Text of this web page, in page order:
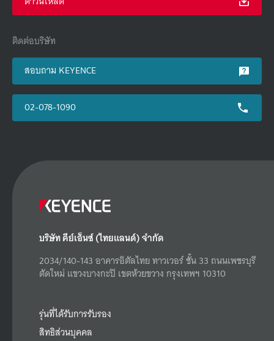
ติดต่อบริษัท
สอบถาม KEYENCE
02-078-1090
บริษัท คีย์เอ็นซ์ (ไทยแลนด์) จำกัด
2034/140-143 อาคารอิตัลไทย ทาวเวอร์ ชั้น 33 ถนนเพชรบุรี
ตัดใหม่ แขวงบางกะปิ เขตห้วยขวาง กรุงเทพฯ 10310
รุ่นที่ได้รับการรับรอง
สิทธิส่วนบุคคล